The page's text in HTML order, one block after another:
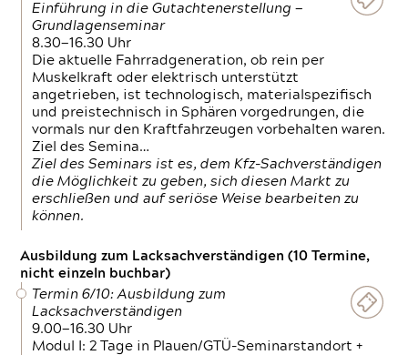
Einführung in die Gutachtenerstellung —
Grundlagenseminar
8.30—16.30 Uhr
Die aktuelle Fahrradgeneration, ob rein per
Muskelkraft oder elektrisch unterstützt
angetrieben, ist technologisch, materialspezifisch
und preistechnisch in Sphären vorgedrungen, die
vormals nur den Kraftfahrzeugen vorbehalten waren.
Ziel des Semina…
Ziel des Seminars ist es, dem Kfz-Sachverständigen
die Möglichkeit zu geben, sich diesen Markt zu
erschließen und auf seriöse Weise bearbeiten zu
können.
Ausbildung zum Lacksachverständigen (10 Termine,
nicht einzeln buchbar)
Termin 6/10: Ausbildung zum
Lacksachverständigen
9.00—16.30 Uhr
Modul I: 2 Tage in Plauen/GTÜ-Seminarstandort +